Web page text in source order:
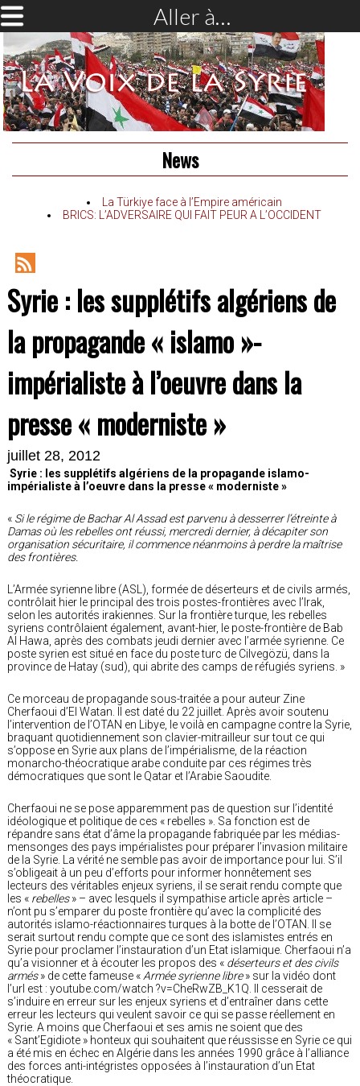
Aller à…
News
La Türkiye face à l’Empire américain
BRICS: L’ADVERSAIRE QUI FAIT PEUR A L’OCCIDENT
RSS
Feed
Syrie : les supplétifs algériens de
la propagande « islamo »-
impérialiste à l’oeuvre dans la
presse « moderniste »
juillet 28, 2012
Syrie : les supplétifs algériens de la propagande islamo-
impérialiste à l’oeuvre dans la presse « moderniste »
« Si le régime de Bachar Al Assad est parvenu à desserrer l’étreinte à
Damas où les rebelles ont réussi, mercredi dernier, à décapiter son
organisation sécuritaire, il commence néanmoins à perdre la maîtrise
des frontières.
L’Armée syrienne libre (ASL), formée de déserteurs et de civils armés,
contrôlait hier le principal des trois postes-frontières avec l’Irak,
selon les autorités irakiennes. Sur la frontière turque, les rebelles
syriens contrôlaient également, avant-hier, le poste-frontière de Bab
Al Hawa, après des combats jeudi dernier avec l’armée syrienne. Ce
poste syrien est situé en face du poste turc de Cilvegözü, dans la
province de Hatay (sud), qui abrite des camps de réfugiés syriens. »
Ce morceau de propagande sous-traitée a pour auteur Zine
Cherfaoui d’El Watan. Il est daté du 22 juillet. Après avoir soutenu
l’intervention de l’OTAN en Libye, le voilà en campagne contre la Syrie,
braquant quotidiennement son clavier-mitrailleur sur tout ce qui
s’oppose en Syrie aux plans de l’impérialisme, de la réaction
monarcho-théocratique arabe conduite par ces régimes très
démocratiques que sont le Qatar et l’Arabie Saoudite.
Cherfaoui ne se pose apparemment pas de question sur l’identité
idéologique et politique de ces « rebelles ». Sa fonction est de
répandre sans état d’âme la propagande fabriquée par les médias-
mensonges des pays impérialistes pour préparer l’invasion militaire
de la Syrie. La vérité ne semble pas avoir de importance pour lui. S’il
s’obligeait à un peu d’efforts pour informer honnêtement ses
lecteurs des véritables enjeux syriens, il se serait rendu compte que
les « rebelles» – avec lesquels il sympathise article après article –
n’ont pu s’emparer du poste frontière qu’avec la complicité des
autorités islamo-réactionnaires turques à la botte de l’OTAN. Il se
serait surtout rendu compte que ce sont des islamistes entrés en
Syrie pour proclamer l’instauration d’un Etat islamique. Cherfaoui n’a
qu’a visionner et à écouter les propos des « déserteurs et des civils
armés» de cette fameuse « Armée syrienne libre» sur la vidéo dont
l’url est : youtube.com/watch ?v=CheRwZB_K1Q. Il cesserait de
s’induire en erreur sur les enjeux syriens et d’entraîner dans cette
erreur les lecteurs qui veulent savoir ce qui se passe réellement en
Syrie. A moins que Cherfaoui et ses amis ne soient que des
« Sant’Egidiote » honteux qui souhaitent que réussisse en Syrie ce qui
a été mis en échec en Algérie dans les années 1990 grâce à l’alliance
des forces anti-intégristes opposées à l’instauration d’un Etat
théocratique.